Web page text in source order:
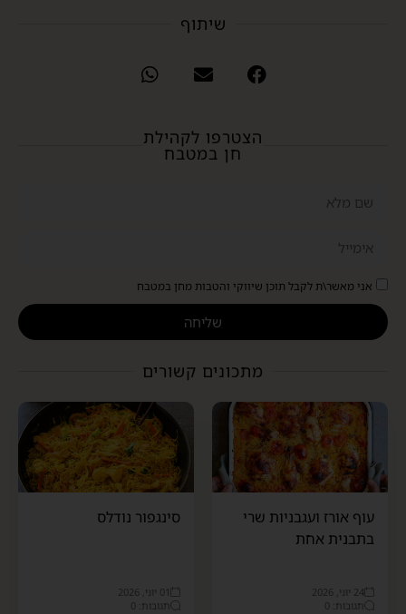
שיתוף
הצטרפו לקהילת
חן במטבח
אני מאשר\ת לקבל תוכן שיווקי והטבות מחן במטבח
שליחה
מתכונים קשורים
עוף אורז ועגבניות שרי
בתבנית אחת
24 יוני, 2026
תגובות: 0
סינגפור נודלס
01 יוני, 2026
תגובות: 0